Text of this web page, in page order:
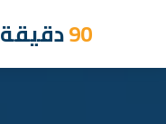
90دقيقة